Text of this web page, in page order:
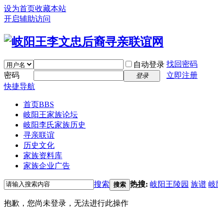
设为首页收藏本站
开启辅助访问
自动登录 找回密码
密码
登录
立即注册
快捷导航
首页BBS
岐阳王家族论坛
岐阳李氏家族历史
寻亲联谊
历史文化
家族资料库
家族企业广告
搜索 搜索 热搜: 岐阳王陵园 族谱 岐
抱歉，您尚未登录，无法进行此操作